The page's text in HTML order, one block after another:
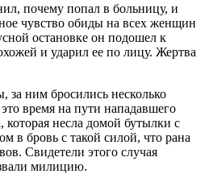
почему попал в больницу, и
чувство обиды на всех женщин
остановке он подошел к
и ударил ее по лицу. Жертва
за ним бросились несколько
время на пути нападавшего
которая несла домой бутылки с
в бровь с такой силой, что рана
Свидетели этого случая
милицию.